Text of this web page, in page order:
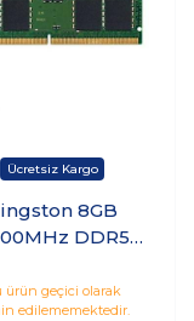
8GB
DDR5
8
ürün geçici olarak
edilememektedir.